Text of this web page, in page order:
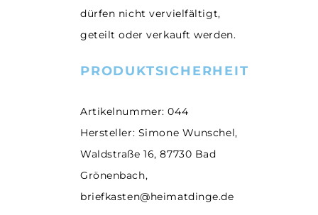
dürfen nicht vervielfältigt,
geteilt oder verkauft werden.
PRODUKTSICHERHEIT
Artikelnummer: 044
Hersteller: Simone Wunschel,
Waldstraße 16, 87730 Bad
Grönenbach,
briefkasten@heimatdinge.de